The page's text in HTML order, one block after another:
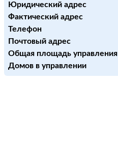
Юридический адрес
Фактический адрес
Телефон
Почтовый адрес
Общая площадь управления
Домов в управлении